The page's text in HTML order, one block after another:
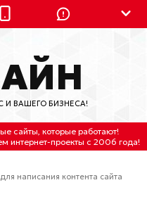
9899(с 2:30 до 11:30 по
И ВАШЕГО БИЗНЕСА!
сайты, которые работают!
интернет-проекты с 2006 года!
написания контента сайта